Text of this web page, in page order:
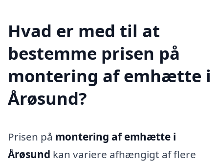
Hvad er med til at
bestemme prisen på
montering af emhætte i
Årøsund?
Prisen på montering af emhætte i
Årøsund kan variere afhængigt af flere